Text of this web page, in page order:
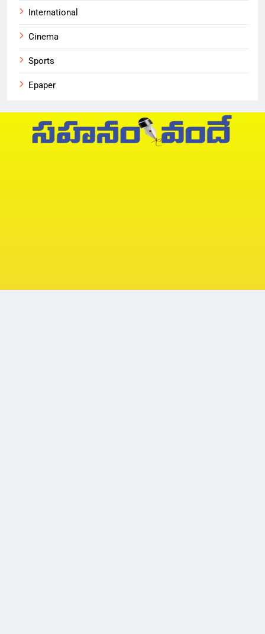
International
Cinema
Sports
Epaper